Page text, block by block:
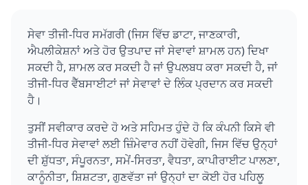
ਸੇਵਾ ਤੀਜੀ-ਧਿਰ ਸਮੱਗਰੀ (ਜਿਸ ਵਿੱਚ ਡਾਟਾ, ਜਾਣਕਾਰੀ,
ਐਪਲੀਕੇਸ਼ਨਾਂ ਅਤੇ ਹੋਰ ਉਤਪਾਦ ਜਾਂ ਸੇਵਾਵਾਂ ਸ਼ਾਮਲ ਹਨ) ਦਿਖਾ
ਸਕਦੀ ਹੈ, ਸ਼ਾਮਲ ਕਰ ਸਕਦੀ ਹੈ ਜਾਂ ਉਪਲਬਧ ਕਰਾ ਸਕਦੀ ਹੈ, ਜਾਂ
ਤੀਜੀ-ਧਿਰ ਵੈੱਬਸਾਈਟਾਂ ਜਾਂ ਸੇਵਾਵਾਂ ਦੇ ਲਿੰਕ ਪ੍ਰਦਾਨ ਕਰ ਸਕਦੀ
ਹੈ।
ਤੁਸੀਂ ਸਵੀਕਾਰ ਕਰਦੇ ਹੋ ਅਤੇ ਸਹਿਮਤ ਹੁੰਦੇ ਹੋ ਕਿ ਕੰਪਨੀ ਕਿਸੇ ਵੀ
ਤੀਜੀ-ਧਿਰ ਸੇਵਾਵਾਂ ਲਈ ਜ਼ਿੰਮੇਵਾਰ ਨਹੀਂ ਹੋਵੇਗੀ, ਜਿਸ ਵਿੱਚ ਉਨ੍ਹਾਂ
ਦੀ ਸ਼ੁੱਧਤਾ, ਸੰਪੂਰਨਤਾ, ਸਮੇਂ-ਸਿਰਤਾ, ਵੈਧਤਾ, ਕਾਪੀਰਾਈਟ ਪਾਲਣਾ,
ਕਾਨੂੰਨੀਤਾ, ਸ਼ਿਸ਼ਟਤਾ, ਗੁਣਵੱਤਾ ਜਾਂ ਉਨ੍ਹਾਂ ਦਾ ਕੋਈ ਹੋਰ ਪਹਿਲੂ